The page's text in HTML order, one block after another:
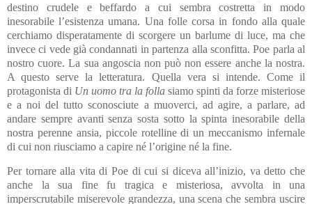
destino crudele e beffardo a cui sembra costretta in modo
inesorabile l’esistenza umana. Una folle corsa in fondo alla quale
cerchiamo disperatamente di scorgere un barlume di luce, ma che
invece ci vede già condannati in partenza alla sconfitta. Poe parla al
nostro cuore. La sua angoscia non può non essere anche la nostra.
A questo serve la letteratura. Quella vera si intende. Come il
protagonista di Un uomo tra la folla siamo spinti da forze misteriose
e a noi del tutto sconosciute a muoverci, ad agire, a parlare, ad
andare sempre avanti senza sosta sotto la spinta inesorabile della
nostra perenne ansia, piccole rotelline di un meccanismo infernale
di cui non riusciamo a capire né l’origine né la fine.
Per tornare alla vita di Poe di cui si diceva all’inizio, va detto che
anche la sua fine fu tragica e misteriosa, avvolta in una
imperscrutabile miserevole grandezza, una scena che sembra uscire